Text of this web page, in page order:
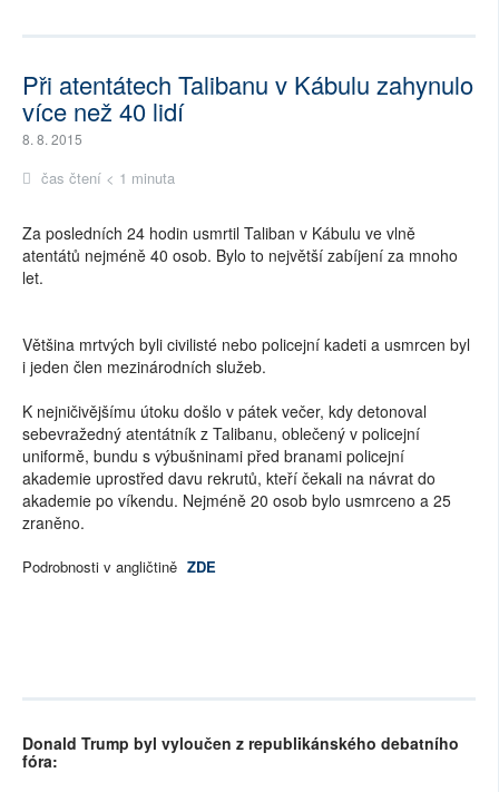
Při atentátech Talibanu v Kábulu zahynulo
více než 40 lidí
8. 8. 2015
čas čtení < 1 minuta
Za posledních 24 hodin usmrtil Taliban v Kábulu ve vlně
atentátů nejméně 40 osob. Bylo to největší zabíjení za mnoho
let.
Většina mrtvých byli civilisté nebo policejní kadeti a usmrcen byl
i jeden člen mezinárodních služeb.
K nejničivějšímu útoku došlo v pátek večer, kdy detonoval
sebevražedný atentátník z Talibanu, oblečený v policejní
uniformě, bundu s výbušninami před branami policejní
akademie uprostřed davu rekrutů, kteří čekali na návrat do
akademie po víkendu. Nejméně 20 osob bylo usmrceno a 25
zraněno.
Podrobnosti v angličtině ZDE
Donald Trump byl vyloučen z republikánského debatního
fóra: